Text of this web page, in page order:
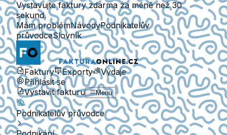
Vystavujte faktury zdarma za méně než 30
sekund.
Mám problémNávodyPodnikatelův
průvodceSlovník
Faktury Exporty
Výdaje
Přihlásit se
Vystavit fakturu
Menu
Podnikatelův průvodce